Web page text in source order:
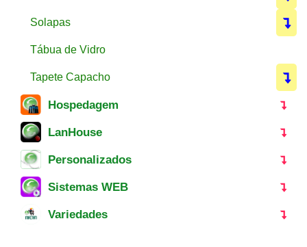
Solapas
Tábua de Vidro
Tapete Capacho
Hospedagem
LanHouse
Personalizados
Sistemas WEB
Variedades